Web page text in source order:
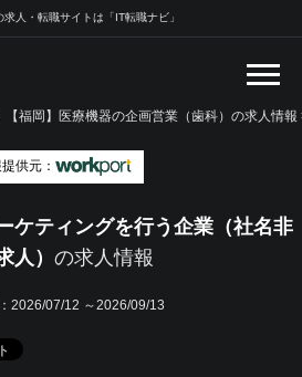
人・転職サイトは「IT転職ナビ」
【福岡】医療機器の企画営業（歯科）の求人情報
供元：
ケティングを行う企業（社名非
人） の求人情報
2026/07/12 ～2026/09/13